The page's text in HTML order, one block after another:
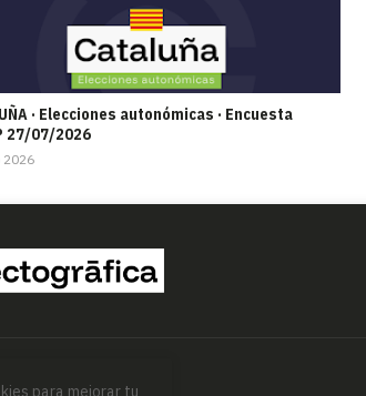
· Elecciones autonómicas · Encuesta
27/07/2026
2026
para mejorar tu